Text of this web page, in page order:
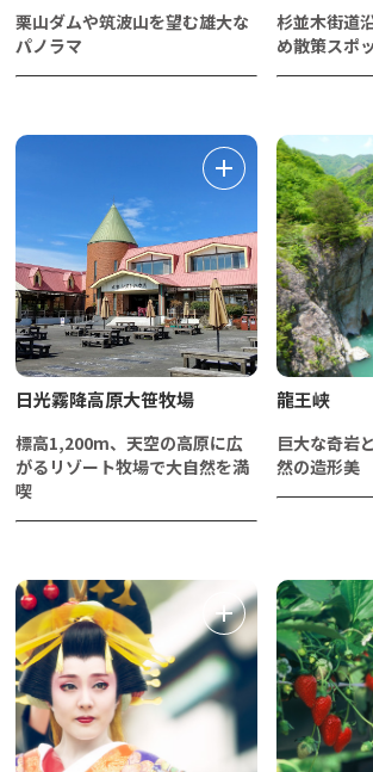
栗山ダムや筑波山を望む雄大な
パノラマ
杉並木街道
め散策スポ
日光霧降高原大笹牧場
標高1,200m、天空の高原に広
がるリゾート牧場で大自然を満
喫
龍王峡
巨大な奇岩
然の造形美